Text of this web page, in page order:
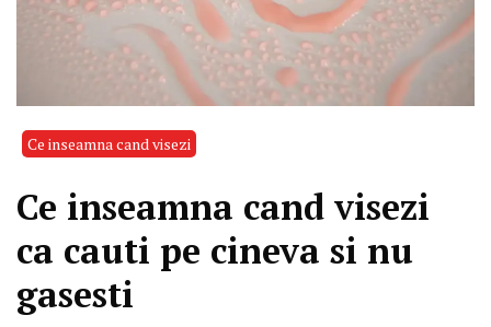
Ce inseamna cand visezi
Ce inseamna cand visezi
ca cauti pe cineva si nu
gasesti